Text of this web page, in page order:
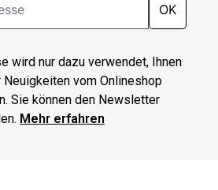
OK
wird nur dazu verwendet, Ihnen
vom Onlineshop
Sie können den Newsletter
Mehr erfahren